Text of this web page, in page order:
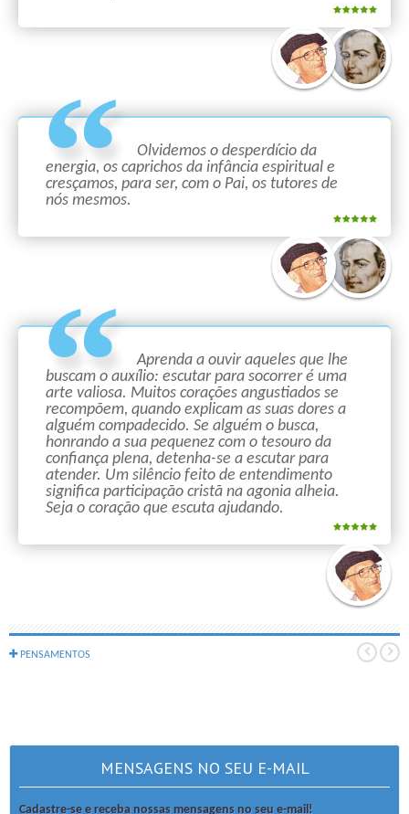
Olvidemos o desperdício da
energia, os caprichos da infância espiritual e
cresçamos, para ser, com o Pai, os tutores de
nós mesmos.
Aprenda a ouvir aqueles que lhe
buscam o auxílio: escutar para socorrer é uma
arte valiosa. Muitos corações angustiados se
recompõem, quando explicam as suas dores a
alguém compadecido. Se alguém o busca,
honrando a sua pequenez com o tesouro da
confiança plena, detenha-se a escutar para
atender. Um silêncio feito de entendimento
significa participação cristã na agonia alheia.
Seja o coração que escuta ajudando.
PENSAMENTOS
MENSAGENS NO SEU E-MAIL
Cadastre-se e receba nossas mensagens no seu e-mail!